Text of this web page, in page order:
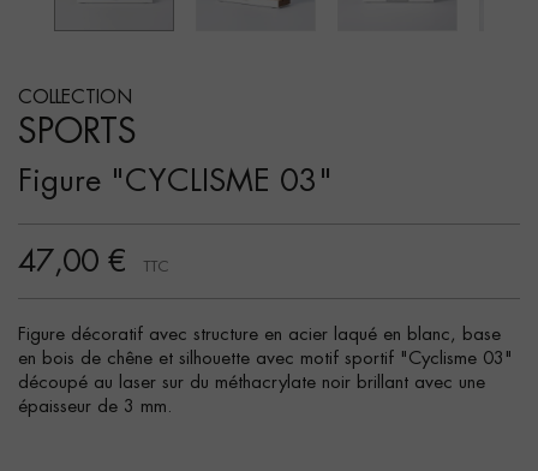
COLLECTION
SPORTS
Figure "CYCLISME 03"
47,00 € TTC
Figure décoratif avec structure en acier laqué en blanc, base
en bois de chêne et silhouette avec motif sportif "Cyclisme 03"
découpé au laser sur du méthacrylate noir brillant avec une
épaisseur de 3 mm.